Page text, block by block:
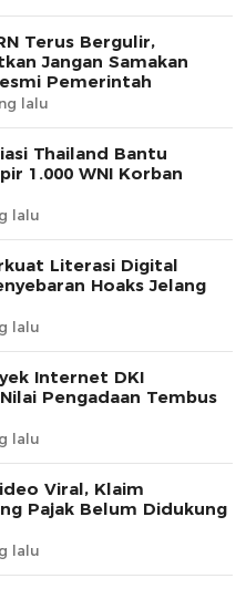
Terus Bergulir,
Jangan Samakan
Pemerintah
lalu
Thailand Bantu
1.000 WNI Korban
lalu
Literasi Digital
Hoaks Jelang
lalu
Internet DKI
Pengadaan Tembus
lalu
Viral, Klaim
Pajak Belum Didukung
lalu